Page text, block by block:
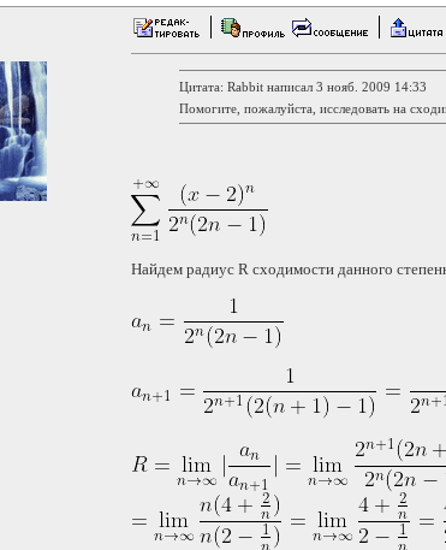
Цитата: Rabbit написал 3 нояб. 2009 14:33
Помогите, пожалуйста, исследовать на
Найдем радиус R сходимости данного